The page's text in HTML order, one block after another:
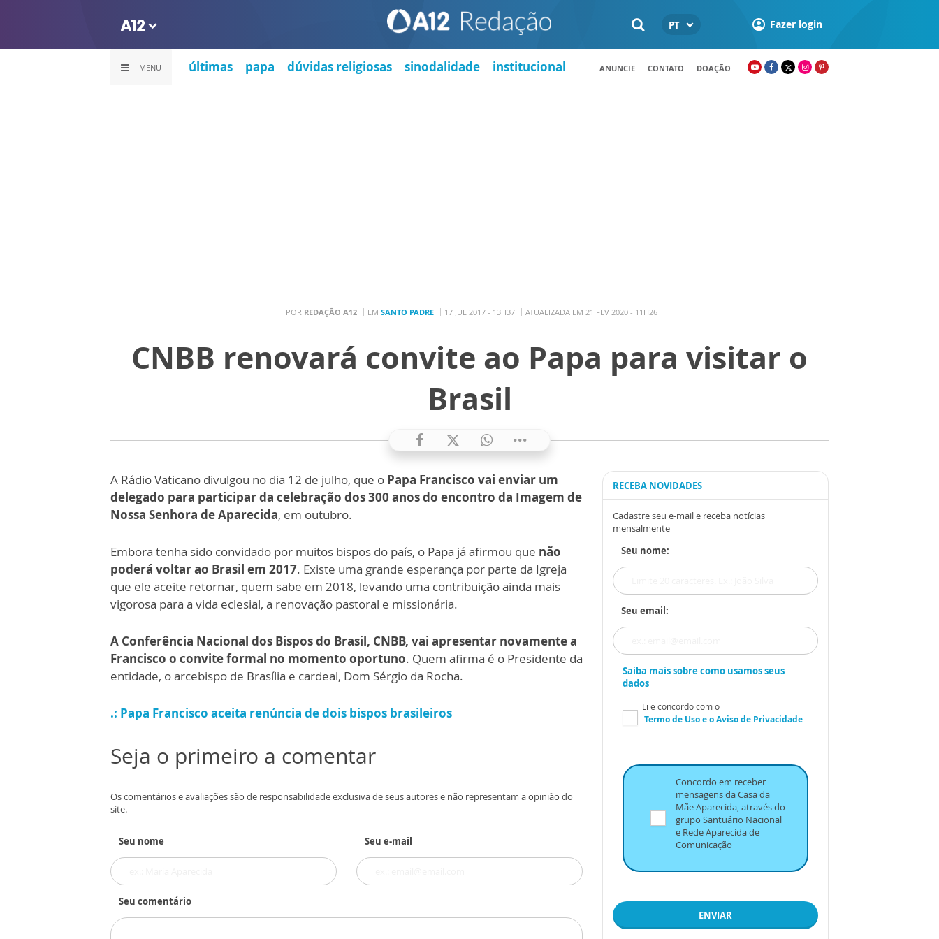
PT Fazer login
MENU últimas papa dúvidas religiosas sinodalidade institucional ANUNCIE CONTATO DOAÇÃO
POR REDAÇÃO A12 EM SANTO PADRE 17 JUL 2017 - 13H37 ATUALIZADA EM 21 FEV 2020 - 11H26
CNBB renovará convite ao Papa para visitar o
Brasil
A Rádio Vaticano divulgou no dia 12 de julho, que o Papa Francisco vai enviar um
delegado para participar da celebração dos 300 anos do encontro da Imagem de
Nossa Senhora de Aparecida, em outubro.
Embora tenha sido convidado por muitos bispos do país, o Papa já afirmou que não
poderá voltar ao Brasil em 2017. Existe uma grande esperança por parte da Igreja
que ele aceite retornar, quem sabe em 2018, levando uma contribuição ainda mais
vigorosa para a vida eclesial, a renovação pastoral e missionária.
A Conferência Nacional dos Bispos do Brasil, CNBB, vai apresentar novamente a
Francisco o convite formal no momento oportuno. Quem afirma é o Presidente da
entidade, o arcebispo de Brasília e cardeal, Dom Sérgio da Rocha.
.: Papa Francisco aceita renúncia de dois bispos brasileiros
Seja o primeiro a comentar
Os comentários e avaliações são de responsabilidade exclusiva de seus autores e não representam a opinião do
site.
Seu nome Seu e-mail
Seu comentário
RECEBA NOVIDADES
Cadastre seu e-mail e receba notícias
mensalmente
Seu nome:
Seu email:
Saiba mais sobre como usamos seus
dados
Li e concordo com o
Termo de Usoe oAviso de Privacidade
Concordo em receber
mensagens da Casa da
Mãe Aparecida, através do
grupo Santuário Nacional
e Rede Aparecida de
Comunicação
ENVIAR